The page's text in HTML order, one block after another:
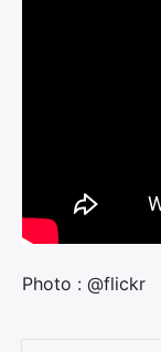
Photo : @flickr